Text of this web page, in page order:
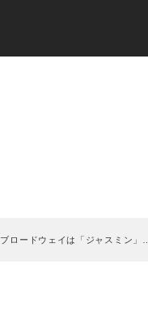
ブロードウェイは「ジャスミン」…